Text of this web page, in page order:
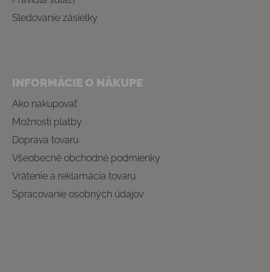
Sledovanie zásielky
INFORMÁCIE O NÁKUPE
Ako nakupovať
Možnosti platby
Doprava tovaru
Všeobecné obchodné podmienky
Vrátenie a reklamácia tovaru
Spracovanie osobných údajov